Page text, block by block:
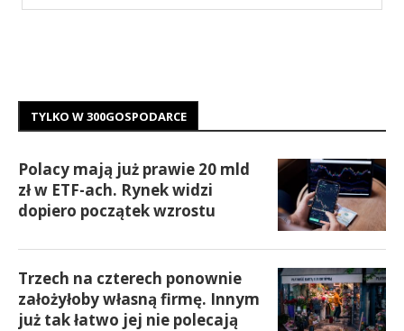
TYLKO W 300GOSPODARCE
Polacy mają już prawie 20 mld
zł w ETF-ach. Rynek widzi
dopiero początek wzrostu
Trzech na czterech ponownie
założyłoby własną firmę. Innym
już tak łatwo jej nie polecają